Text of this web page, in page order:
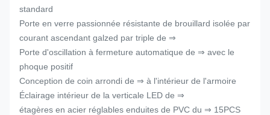
standard
Porte en verre passionnée résistante de brouillard isolée par
courant ascendant galzed par triple de ⇒
Porte d'oscillation à fermeture automatique de ⇒ avec le
phoque positif
Conception de coin arrondi de ⇒ à l'intérieur de l'armoire
Éclairage intérieur de la verticale LED de ⇒
étagères en acier réglables enduites de PVC du ⇒ 15PCS